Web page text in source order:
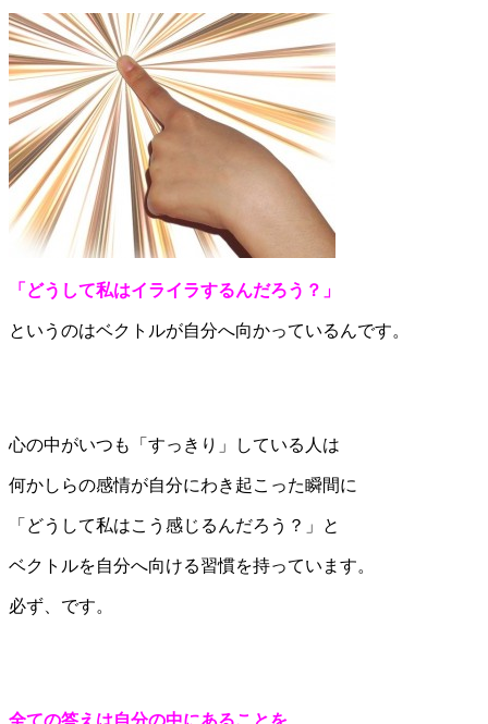
「どうして私はイライラするんだろう？」
というのはベクトルが自分へ向かっているんです。
心の中がいつも「すっきり」している人は
何かしらの感情が自分にわき起こった瞬間に
「どうして私はこう感じるんだろう？」と
ベクトルを自分へ向ける習慣を持っています。
必ず、です。
全ての答えは自分の中にあることを